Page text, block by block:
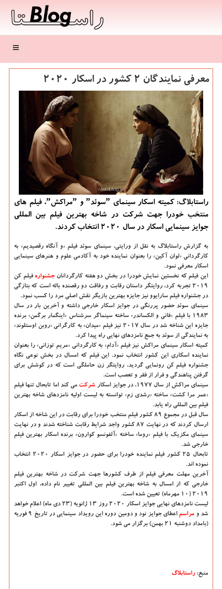
منو
معرفی نمایندگان 2 كشور در اسكار ۲۰۲۰
راستابلاگ: كمیته اسكار سینمای ˮسوئدˮ و ˮمراكشˮ، فیلم های
منتخب خودرا جهت شركت در شاخه بهترین فیلم بین المللی
جوایز سینمایی اسكار در سال 2020 انتخاب كردند.
به گزارش راستابلاگ به نقل از ورایتی، سینمای سوئد فیلم «و آنگاه رقصیدیم» به
كارگردانی «لوان آكین» را بعنوان نماینده خود به آكادمی علوم و هنرهای سینمایی
اسكار معرفی نمود.
این فیلم كه نخستین نمایش خودرا در بخش دو هفته كارگردانان جشنواره فیلم كن
۲۰۱۹ تجربه كرد، روایتگر داستان رقابت و رفاقت دو رقصنده باله است كه بتازگی
در جشنواره فیلم سارایوو نیز جایزه بهترین بازیگر نقش اصلی مرد را كسب نمود.
سینمای سوئد حضور پررنگی در جوایز اسكار خارجی داشته و آخرین بار در سال
۱۹۸۳ با فیلم «فانی و الكساندر» ساخته سینماگر سرشناس «اینگمار برگمن» برنده
جایزه این شناخه شد در سال ۲۰۱۷ نیز فیلم «میدان» به كارگرانی «روبن اوستلوند»
به نمایندگی از سوئد به جمع نامزدهای نهایی راه پیدا كرد.
كمیته اسكار سینمای مراكش نیز فیلم «آدام» به كارگردانی «مریم توزانی» را بعنوان
نماینده اسكاری این كشور انتخاب نمود. این فیلم كه امسال در بخش نوعی نگاه
جشنواره فیلم كن رونمایی گردید، روایتگر زن حاملگی است كه در كوشش برای
گرفتن پناهندگی و فرار از فقر و تعصب است.
سینمای مراكش از سال ۱۹۷۷، در جوایز اسكار
شركت می كند اما تابحال تنها فیلم
«عمر مرا كشت» ساخته «رشدی زم» توانسته به لیست اولیه نامزدهای شاخه بهترین
فیلم بین المللی راه یابد.
سال قبل در مجموع ۸۹ كشور فیلم منتخب خودرا برای رقابت در این شاخه از اسكار
ارسال كردند كه در نهایت ۸۷ كشور واجد شرایط رقابت شناخته شدند و در نهایت
سینمای مكزیك با فیلم «روما» ساخته «آلفونسو كوارون» برنده اسكار بهترین فیلم
خارجی شد.
تابحال ۲۵ كشور فیلم نماینده خودرا برای حضور در جوایز اسكار ۲۰۲۰ انتخاب
نموده اند.
آخرین مهلت معرفی فیلم از طرف كشورها جهت شركت در شاخه بهترین فیلم
خارجی كه از امسال به شاخه بهترین فیلم بین المللی تغییر نام داده، اول اكتبر
۲۰۱۹ (۱۰ مهرماه) تعیین شده است.
لیست نامزدهای نهایی جوایز اسكار ۲۰۲۰ روز ۱۳ ژانویه (۲۳ دی ماه) اعلام خواهد
شد و مراسم
اعطای جوایز نود و دومین دوره این رویداد سینمایی در تاریخ ۹ فوریه
(بامداد دوشنبه ۲۱ بهمن) برگزار می شود.
منبع: راستابلاگ